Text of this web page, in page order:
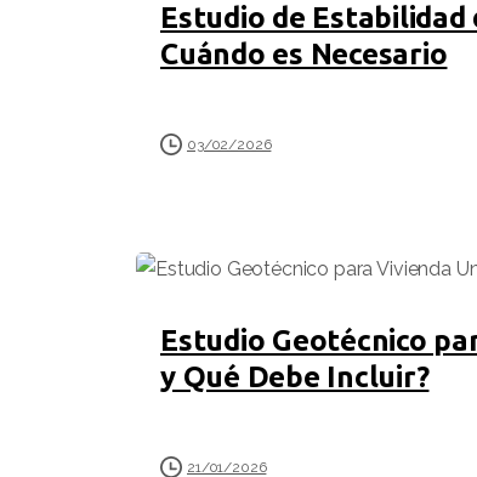
Estudio de Estabilidad
Cuándo es Necesario
03/02/2026
Estudio Geotécnico
y Qué Debe Incluir?
21/01/2026